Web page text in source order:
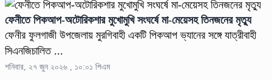
ফেনীতে পিকআপ-অটোরিকশার মুখোমুখি সংঘর্ষে মা-মেয়েসহ তিনজনের মৃত্যু
ফেনীর ফুলগাজী উপজেলায় মুরগিবাহী একটি পিকআপ ভ্যানের সঙ্গে যাত্রীবাহী
সিএনজিচালিত ...
শনিবার, ২৭ জুন ২০২৬ , ১০:০১ পিএম